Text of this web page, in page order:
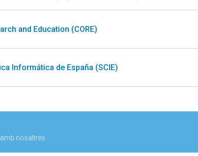
and Education (CORE)
Informática de España (SCIE)
nosaltres